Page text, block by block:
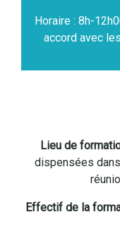
Horaire : 8h-
accord avec
Lieu de
dispensées
Effectif de la